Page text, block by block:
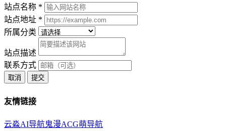
站点名称 *
站点地址 *
所属分类
站点描述
联系方式
取消 提交
友情链接
云淼AI导航鬼漫ACG萌导航